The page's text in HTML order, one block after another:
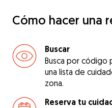
Cómo hacer una
Buscar
Busca por código
una lista de
zona.
Reserva tu